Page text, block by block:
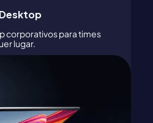
corporativos para times
lugar.